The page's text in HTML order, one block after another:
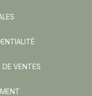
DE VENTES